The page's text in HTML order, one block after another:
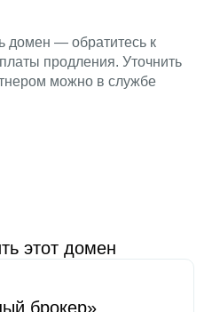
домен — обратитесь к
продления. Уточнить
можно в службе
этот домен
брокер»